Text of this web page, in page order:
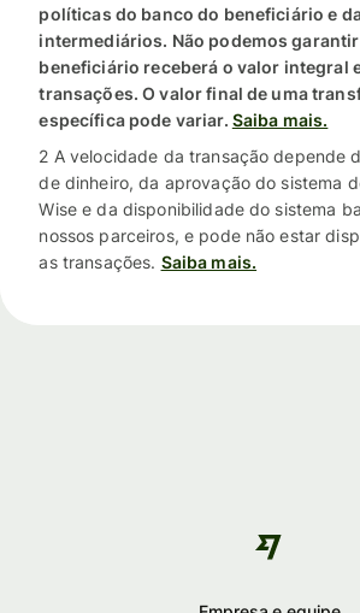
políticas do banco do beneficiário e
intermediários. Não podemos garantir
beneficiário receberá o valor integral
transações. O valor final de uma
específica pode variar. Saiba mais.
2 A velocidade da transação depende
de dinheiro, da aprovação do sistema
Wise e da disponibilidade do sistema
nossos parceiros, e pode não estar
as transações. Saiba mais.